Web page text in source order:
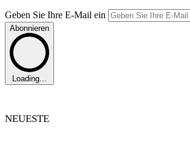
Geben Sie Ihre E-Mail ein
Abonnieren
Loading...
NEUESTE